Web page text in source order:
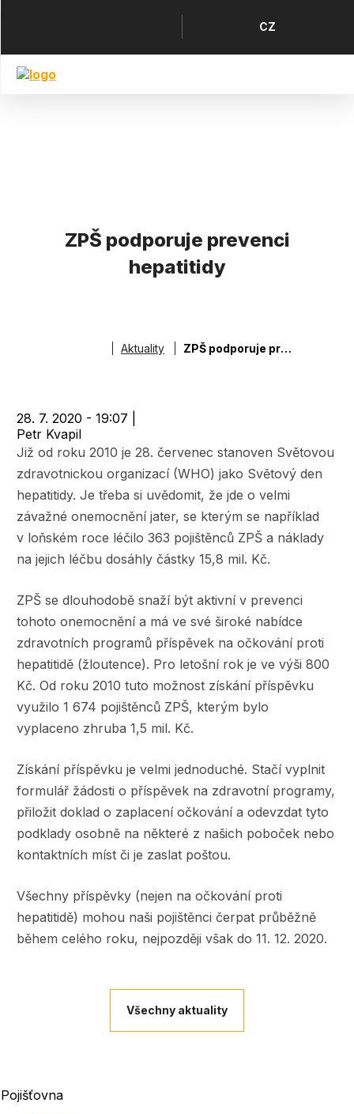
obsahu
menu
Jazyk
CZ
ZPŠ podporuje prevenci
hepatitidy
DrobečkováAktuality ZPŠ podporuje prevenci hepatitidy
28. 7. 2020 - 19:07
Petr Kvapil
Již od roku 2010 je 28. červenec stanoven Světovou
zdravotnickou organizací (WHO) jako Světový den
hepatitidy. Je třeba si uvědomit, že jde o velmi
závažné onemocnění jater, se kterým se například
v loňském roce léčilo 363 pojištěnců ZPŠ a náklady
na jejich léčbu dosáhly částky 15,8 mil. Kč.
ZPŠ se dlouhodobě snaží být aktivní v prevenci
tohoto onemocnění a má ve své široké nabídce
zdravotních programů příspěvek na očkování proti
hepatitidě (žloutence). Pro letošní rok je ve výši 800
Kč. Od roku 2010 tuto možnost získání příspěvku
využilo 1 674 pojištěnců ZPŠ, kterým bylo
vyplaceno zhruba 1,5 mil. Kč.
Získání příspěvku je velmi jednoduché. Stačí vyplnit
formulář žádosti o příspěvek na zdravotní programy,
přiložit doklad o zaplacení očkování a odevzdat tyto
podklady osobně na některé z našich poboček nebo
kontaktních míst či je zaslat poštou.
Všechny příspěvky (nejen na očkování proti
hepatitidě) mohou naši pojištěnci čerpat průběžně
během celého roku, nejpozději však do 11. 12. 2020.
Všechny aktuality
Pojišťovna